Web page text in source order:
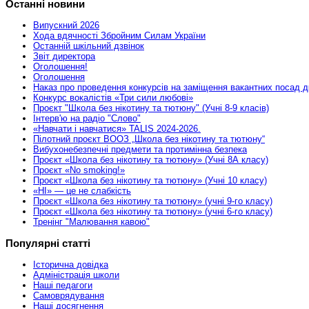
Останні новини
Випускний 2026
Хода вдячності Збройним Силам України
Останній шкільний дзвінок
Звіт директора
Оголошення!
Оголошення
Наказ про проведення конкурсів на заміщення вакантних посад
Конкурс вокалістів «Три сили любові»
Проєкт "Школа без нікотину та тютюну" (Учні 8-9 класів)
Інтерв'ю на радіо "Слово"
«Навчати і навчатися» TALIS 2024-2026.
Пілотний проєкт ВООЗ „Школа без нікотину та тютюну“
Вибухонебезпечні предмети та протимінна безпека
Проєкт «Школа без нікотину та тютюну» (Учні 8А класу)
Проєкт «No smoking!»
Проєкт «Школа без нікотину та тютюну» (Учні 10 класу)
«НІ» — це не слабкість
Проєкт «Школа без нікотину та тютюну» (учні 9-го класу)
Проєкт «Школа без нікотину та тютюну» (учні 6-го класу)
Тренінг "Малювання кавою"
Популярні статті
Історична довідка
Адміністрація школи
Наші педагоги
Самоврядування
Наші досягнення